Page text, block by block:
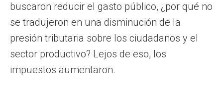
buscaron reducir el gasto público, ¿por qué no
se tradujeron en una disminución de la
presión tributaria sobre los ciudadanos y el
sector productivo? Lejos de eso, los
impuestos aumentaron.